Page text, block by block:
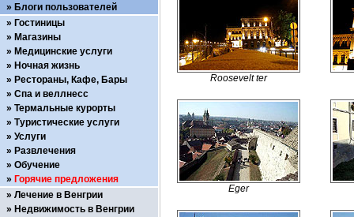
Roosevelt ter
Eger
Блоги пользователей
Гостиницы
Магазины
Медицинские услуги
Ночная жизнь
Рестораны, Кафе, Бары
Спа и веллнесс
Термальные курорты
Туристические услуги
Услуги
Развлечения
Обучение
Горячие предложения
Лечение в Венгрии
Недвижимость в Венгрии